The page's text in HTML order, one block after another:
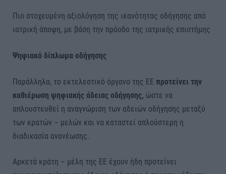
Πιο στοχευμένη αξιολόγηση της ικανότητας οδήγησης από
ιατρική άποψη, με βάση την πρόοδο της ιατρικής επιστήμης
Ψηφιακό δίπλωμα οδήγησης
Παράλληλα, το εκτελεστικό όργανο της ΕΕ προτείνει την
καθιέρωση ψηφιακής άδειας οδήγησης, ώστε να
απλουστευθεί η αναγνώριση των αδειών οδήγησης μεταξύ
των κρατών – μελών και να καταστεί απλούστερη η
διαδικασία ανανέωσης.
Αρκετά κράτη – μέλη της ΕΕ έχουν ήδη προτείνει